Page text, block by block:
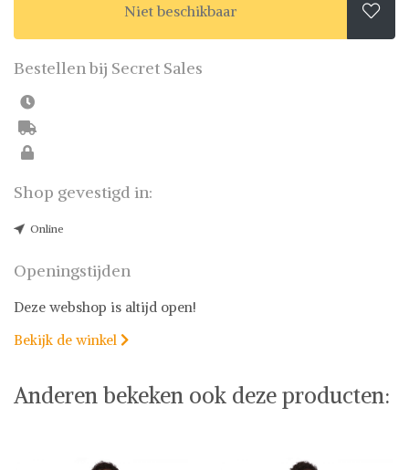
Niet beschikbaar 
Bestellen bij Secret Sales
Shop gevestigd in:
Online
Openingstijden
Deze webshop is altijd open!
Bekijk de winkel 
Anderen bekeken ook deze producten: